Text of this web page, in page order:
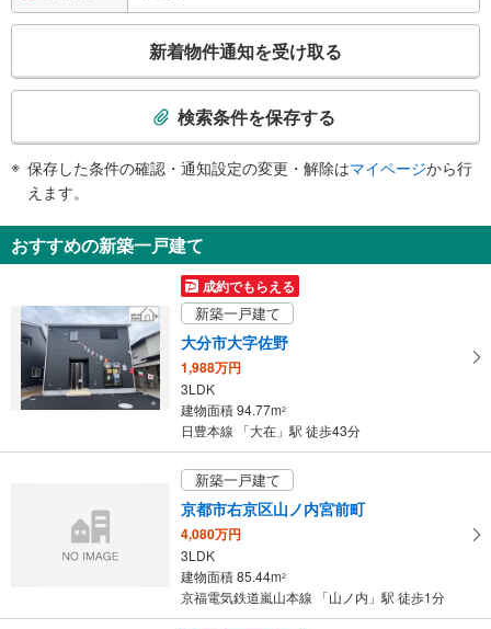
検
知
を
け
取
る
条
保
新着物件通知を受け取る
検索条件を保存する
保存した条件の確認・通知設定の変更・解除はマイページから行
えます。
おすすめの新築一戸建て
成約でもらえる
新築一戸建て
大分市大字佐野
1,988万円
3LDK
建物面積 94.77m2
日豊本線 「大在」駅 徒歩43分
新築一戸建て
京都市右京区山ノ内宮前町
4,080万円
3LDK
建物面積 85.44m2
京福電気鉄道嵐山本線 「山ノ内」駅 徒歩1分